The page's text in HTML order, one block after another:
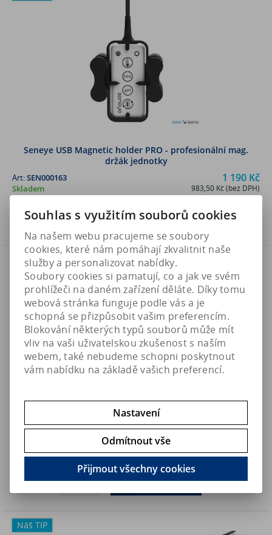
Seneye USB Magnetic holder PRO - profesionální mag.
držák jednotky
1 190 Kč
983,50 Kč (bez DPH)
Art:SEN000163
Skladem
Koupit
Náš TIP
Seneye Leak Detector - sonda detekující únik vody (slim)
1 148,80 Kč (bez DPH)
Skladem
Koupit
Náš TIP
Souhlas s využitím souborů cookies
Na našem webu pracujeme se soubory
cookies, které nám pomáhají zkvalitnit naše
služby a personalizovat nabídky.
Soubory cookies si pamatují, co a jak ve svém
prohlížeči na daném zařízení děláte. Díky tomu
webová stránka funguje podle vás a je
schopná se přizpůsobit vašim preferencím.
Blokování některých typů souborů může mít
vliv na vaši uživatelskou zkušenost s naším
webem, také nebudeme schopni poskytnout
vám nabídku na základě vašich preferencí.
Nastavení
Odmítnout vše
Přijmout všechny cookies